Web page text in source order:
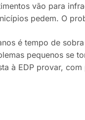
vão para
pedem. O
é tempo de
pequenos se
à EDP provar,